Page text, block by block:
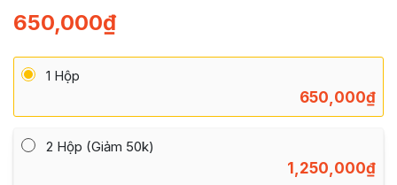
dựa trên
đánh giá
650,000₫
1 Hộp
650,000₫
2 Hộp (Giảm 50k)
1,250,000₫